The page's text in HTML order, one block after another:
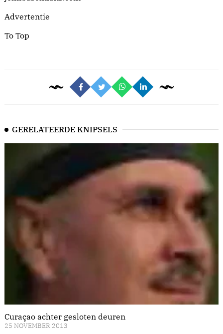
Advertentie
To Top
GERELATEERDE KNIPSELS
Curaçao achter gesloten deuren
25 NOVEMBER 2013